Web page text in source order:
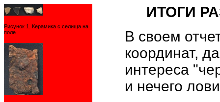
Рисунок 1. Керамика с селища на
поле
ИТОГИ
В своем
координат,
интереса
и нечего